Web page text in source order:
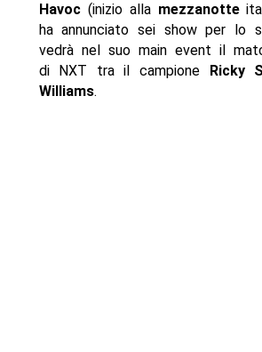
Havoc(inizio alla mezzanotte
ha annunciato sei show per lo
vedrà nel suo main event il
di NXT tra il campione Ricky
Williams.